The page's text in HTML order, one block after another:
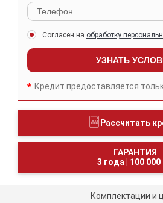
Согласен на обработку
УЗНАТЬ
Кредит предоставляется
Рассчитать
ГАРАНТИЯ
3 года
100 000
Комплектации и